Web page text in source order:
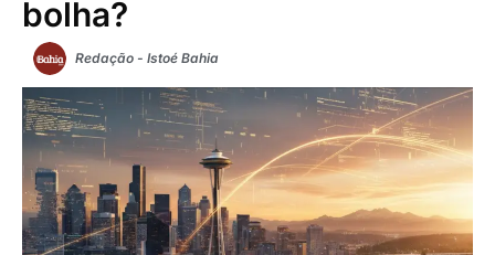
bolha?
Redação - Istoé Bahia